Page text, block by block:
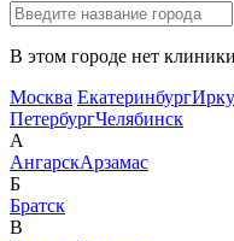
В этом городе нет клиники
Москва Екатеринбург
ПетербургЧелябинск
А
АнгарскАрзамас
Б
Братск
В